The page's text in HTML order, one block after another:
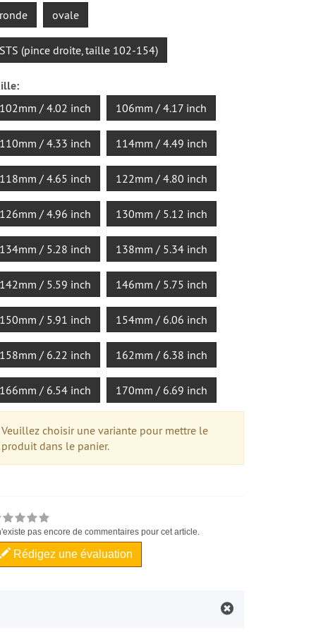
ronde ovale
STS (pince droite, taille 102-154)
102mm / 4.02 inch 106mm / 4.17 inch
110mm / 4.33 inch 114mm / 4.49 inch
118mm / 4.65 inch 122mm / 4.80 inch
126mm / 4.96 inch 130mm / 5.12 inch
134mm / 5.28 inch 138mm / 5.34 inch
142mm / 5.59 inch 146mm / 5.75 inch
150mm / 5.91 inch 154mm / 6.06 inch
158mm / 6.22 inch 162mm / 6.38 inch
166mm / 6.54 inch 170mm / 6.69 inch
Veuillez choisir une variante pour mettre le
produit dans le panier.
pas encore de commentaires pour cet article.
Rédigez une évaluation